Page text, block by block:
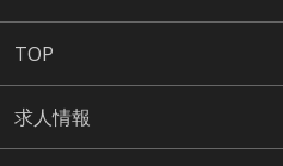
TOP
求人情報